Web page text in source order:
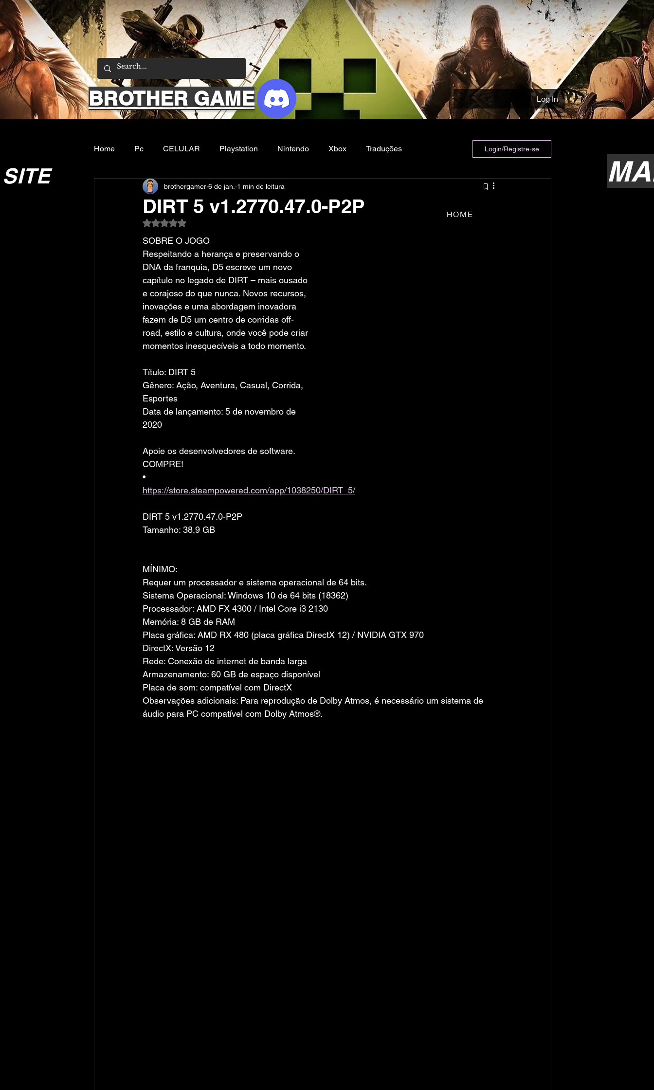
BROTHER GAME Log In
Home Pc CELULAR Playstation Nintendo Xbox Traduções
Emuladores Sobre nos Filmes e Series
Login/Registre-se
DIRT 5 v1.2770.47.0-P2P
brothergamer 6 de jan. 1 min de leitura
Avaliado com NaN de 5 estrelas.
SOBRE O JOGO
Respeitando a herança e preservando o
DNA da franquia, D5 escreve um novo
capítulo no legado de DIRT – mais ousado
e corajoso do que nunca. Novos recursos,
inovações e uma abordagem inovadora
fazem de D5 um centro de corridas off-
road, estilo e cultura, onde você pode criar
momentos inesquecíveis a todo momento.
Título: DIRT 5
Gênero: Ação, Aventura, Casual, Corrida,
Esportes
Data de lançamento: 5 de novembro de
2020
Apoie os desenvolvedores de software.
COMPRE!
•
https://store.steampowered.com/app/1038250/DIRT_5/
DIRT 5 v1.2770.47.0-P2P
Tamanho: 38,9 GB
MÍNIMO:
Requer um processador e sistema operacional de 64 bits.
Sistema Operacional: Windows 10 de 64 bits (18362)
Processador: AMD FX 4300 / Intel Core i3 2130
Memória: 8 GB de RAM
Placa gráfica: AMD RX 480 (placa gráfica DirectX 12) / NVIDIA GTX 970
DirectX: Versão 12
Rede: Conexão de internet de banda larga
Armazenamento: 60 GB de espaço disponível
Placa de som: compatível com DirectX
Observações adicionais: Para reprodução de Dolby Atmos, é necessário um sistema de
áudio para PC compatível com Dolby Atmos®.
HOME